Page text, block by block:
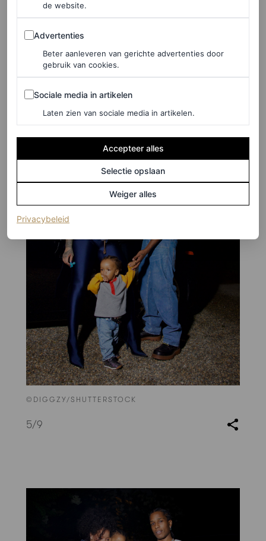
©DIGGZY/SHUTTERSTOCK
©DIGGZY/SHUTTERSTOCK
5/9
de website.
Advertenties
Advertenties
Beter aanleveren van gerichte advertenties door
gebruik van cookies.
Sociale media in artikelen
Sociale media in artikelen
Laten zien van sociale media in artikelen.
Accepteer alles
Selectie opslaan
Weiger alles
Privacybeleid